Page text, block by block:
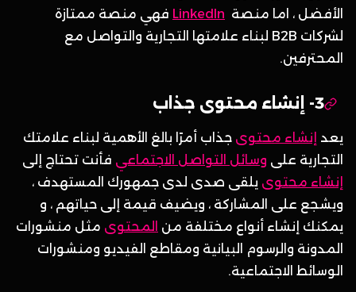
الأفضل ، اما منصة LinkedIn فهي منصة ممتازة
لشركات B2B لبناء علامتها التجارية والتواصل مع
المحترفين.
3- إنشاء محتوى جذاب
يعد إنشاء محتوى جذاب أمرًا بالغ الأهمية لبناء علامتك
التجارية على وسائل التواصل الاجتماعي فأنت تحتاج إلى
إنشاء محتوى يلقى صدى لدى جمهورك المستهدف ،
ويشجع على المشاركة ، ويضيف قيمة إلى حياتهم ، و
يمكنك إنشاء أنواع مختلفة من المحتوى مثل منشورات
المدونة والرسوم البيانية ومقاطع الفيديو ومنشورات
الوسائط الاجتماعية.